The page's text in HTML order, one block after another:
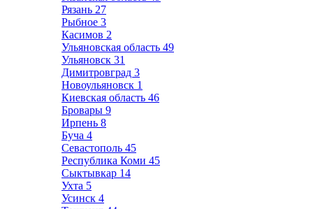
Рязань 27
Рыбное 3
Касимов 2
Ульяновская область 49
Ульяновск 31
Димитровград 3
Новоульяновск 1
Киевская область 46
Бровары 9
Ирпень 8
Буча 4
Севастополь 45
Республика Коми 45
Сыктывкар 14
Ухта 5
Усинск 4